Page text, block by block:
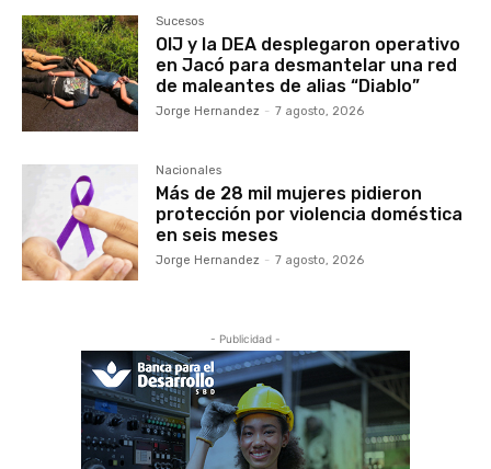
Sucesos
OIJ y la DEA desplegaron operativo
en Jacó para desmantelar una red
de maleantes de alias “Diablo”
Jorge Hernandez - 7 agosto, 2026
Nacionales
Más de 28 mil mujeres pidieron
protección por violencia doméstica
en seis meses
Jorge Hernandez - 7 agosto, 2026
- Publicidad -